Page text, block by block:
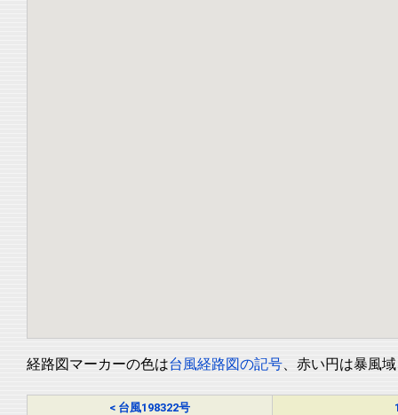
経路図マーカーの色は台風経路図の記号、赤い円は暴風
< 台風198322号